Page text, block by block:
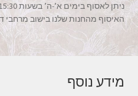
ניתן לאסוף בימים א’-ה’ בשעות 09:00-15:30
האיסוף מהחנות שלנו בישוב מרחבי
מידע נוסף